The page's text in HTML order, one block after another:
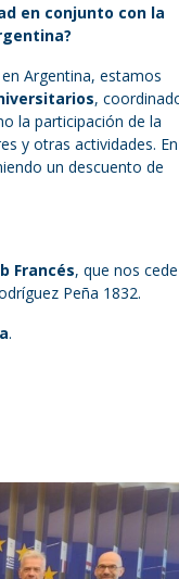
en conjunto con la
Argentina, estamos
,
la participación de la
y otras actividades. En
un descuento de
Francés, que nos cede
Peña 1832.
.